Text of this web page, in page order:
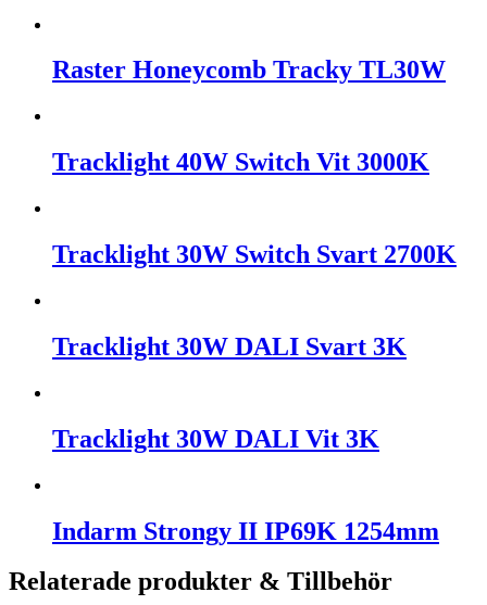
Raster Honeycomb Tracky TL30W
Tracklight 40W Switch Vit 3000K
Tracklight 30W Switch Svart 2700K
Tracklight 30W DALI Svart 3K
Tracklight 30W DALI Vit 3K
Indarm Strongy II IP69K 1254mm
Relaterade produkter & Tillbehör